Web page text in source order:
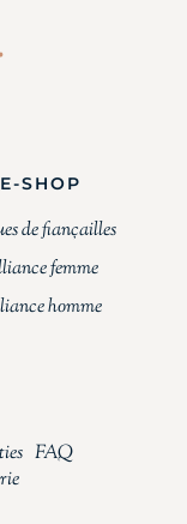
E-SHOP
de fiançailles
femme
homme
FAQ